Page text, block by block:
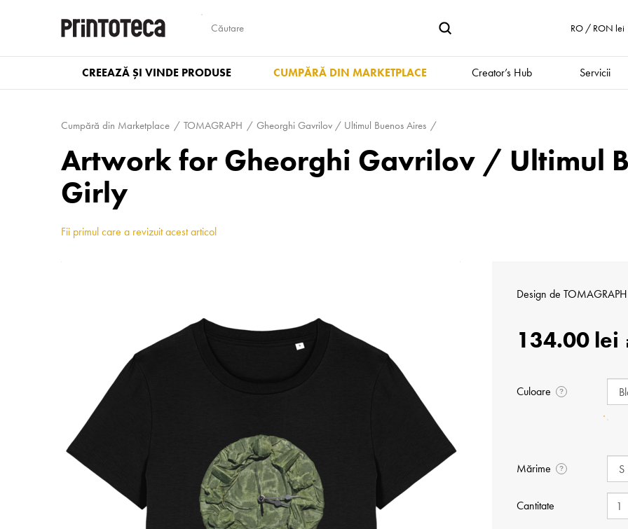
RO / RON lei
CREEAZĂ ȘI VINDE PRODUSE CUMPĂRĂ DIN MARKETPLACE Creator’s Hub Servicii
Cumpără din Marketplace TOMAGRAPH Gheorghi Gavrilov / Ultimul Buenos Aires
Artwork for Gheorghi Gavrilov / Ultimul
Girly
Fii primul care a revizuit acest articol
Design de TOMAGRAPH
134.00 lei
Culoare ?
Mărime ?
Cantitate